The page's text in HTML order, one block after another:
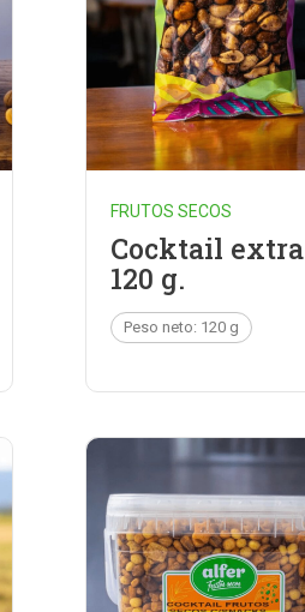
FRUTOS SECOS
Cocktail extra
120 g.
Peso neto: 120 g